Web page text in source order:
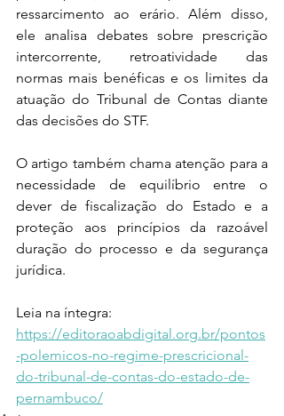
ressarcimento ao erário. Além disso,
ele analisa debates sobre prescrição
intercorrente, retroatividade das
normas mais benéficas e os limites da
atuação do Tribunal de Contas diante
das decisões do STF.
O artigo também chama atenção para a
necessidade de equilíbrio entre o
dever de fiscalização do Estado e a
proteção aos princípios da razoável
duração do processo e da segurança
jurídica.
Leia na íntegra:
https://editoraoabdigital.org.br/pontos
-polemicos-no-regime-prescricional-
do-tribunal-de-contas-do-estado-de-
pernambuco/